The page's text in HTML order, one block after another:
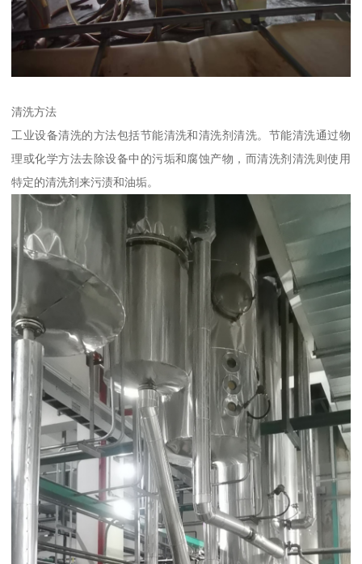
清洗方法
工业设备清洗的方法包括节能清洗和清洗剂清洗。节能清洗通过物
理或化学方法去除设备中的污垢和腐蚀产物，而清洗剂清洗则使用
特定的清洗剂来污渍和油垢。